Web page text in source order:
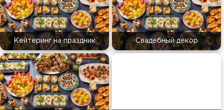
Кейтеринг на праздник Свадебный декор